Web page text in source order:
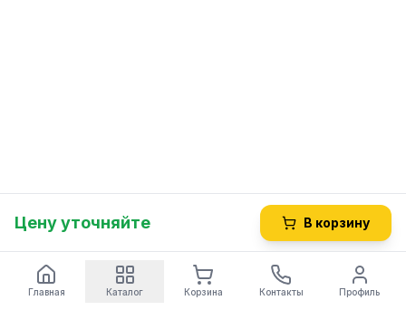
Цену уточняйте В корзину
Главная Каталог Корзина Контакты Профиль